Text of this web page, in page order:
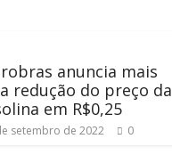
anuncia mais
redução do preço da
em R$0,25
setembro de 2022 0